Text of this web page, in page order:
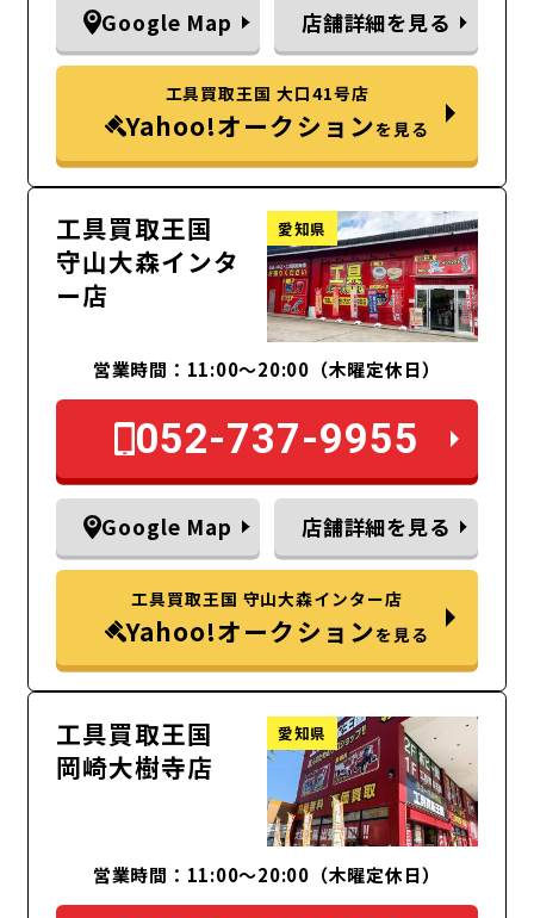
Google Map 店舗詳細を見る
工具買取王国 大口41号店
Yahoo!オークションを見る
工具買取王国
守山大森インタ
ー店
愛知県
営業時間：11:00～20:00（木曜定休日）
052-737-9955
Google Map 店舗詳細を見る
工具買取王国 守山大森インター店
Yahoo!オークションを見る
工具買取王国
岡崎大樹寺店
愛知県
営業時間：11:00～20:00（木曜定休日）